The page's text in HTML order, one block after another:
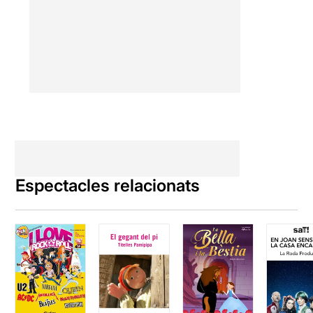
Raluy) que envia una gallina
amb un canó a la seva
gàbia.
Tot plegat
números
entranyables i d'una gran
professionalitat dins de
l'entorn del circ clàssic de
tota la vida. Hem aconseguit
per un parell d'hores tornar
Espectacles relacionats